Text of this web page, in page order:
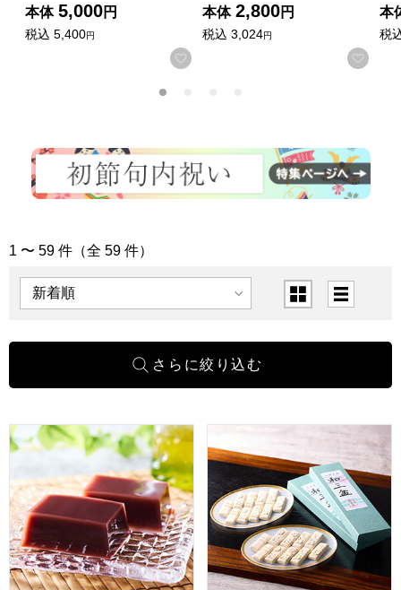
本体 5,000円
税込 5,400円
お気に入りに登録する
本体 2,800円
税込 3,024円
お気
本
税
「お菓子・グルメ」の商品一覧
1 〜 59 件（全 59 件）
表示順 表示切替
小男鹿本舗 冨士屋 水羊羹 10個入【年間ギフト】
小男鹿本舗 冨士屋 和三盆 長